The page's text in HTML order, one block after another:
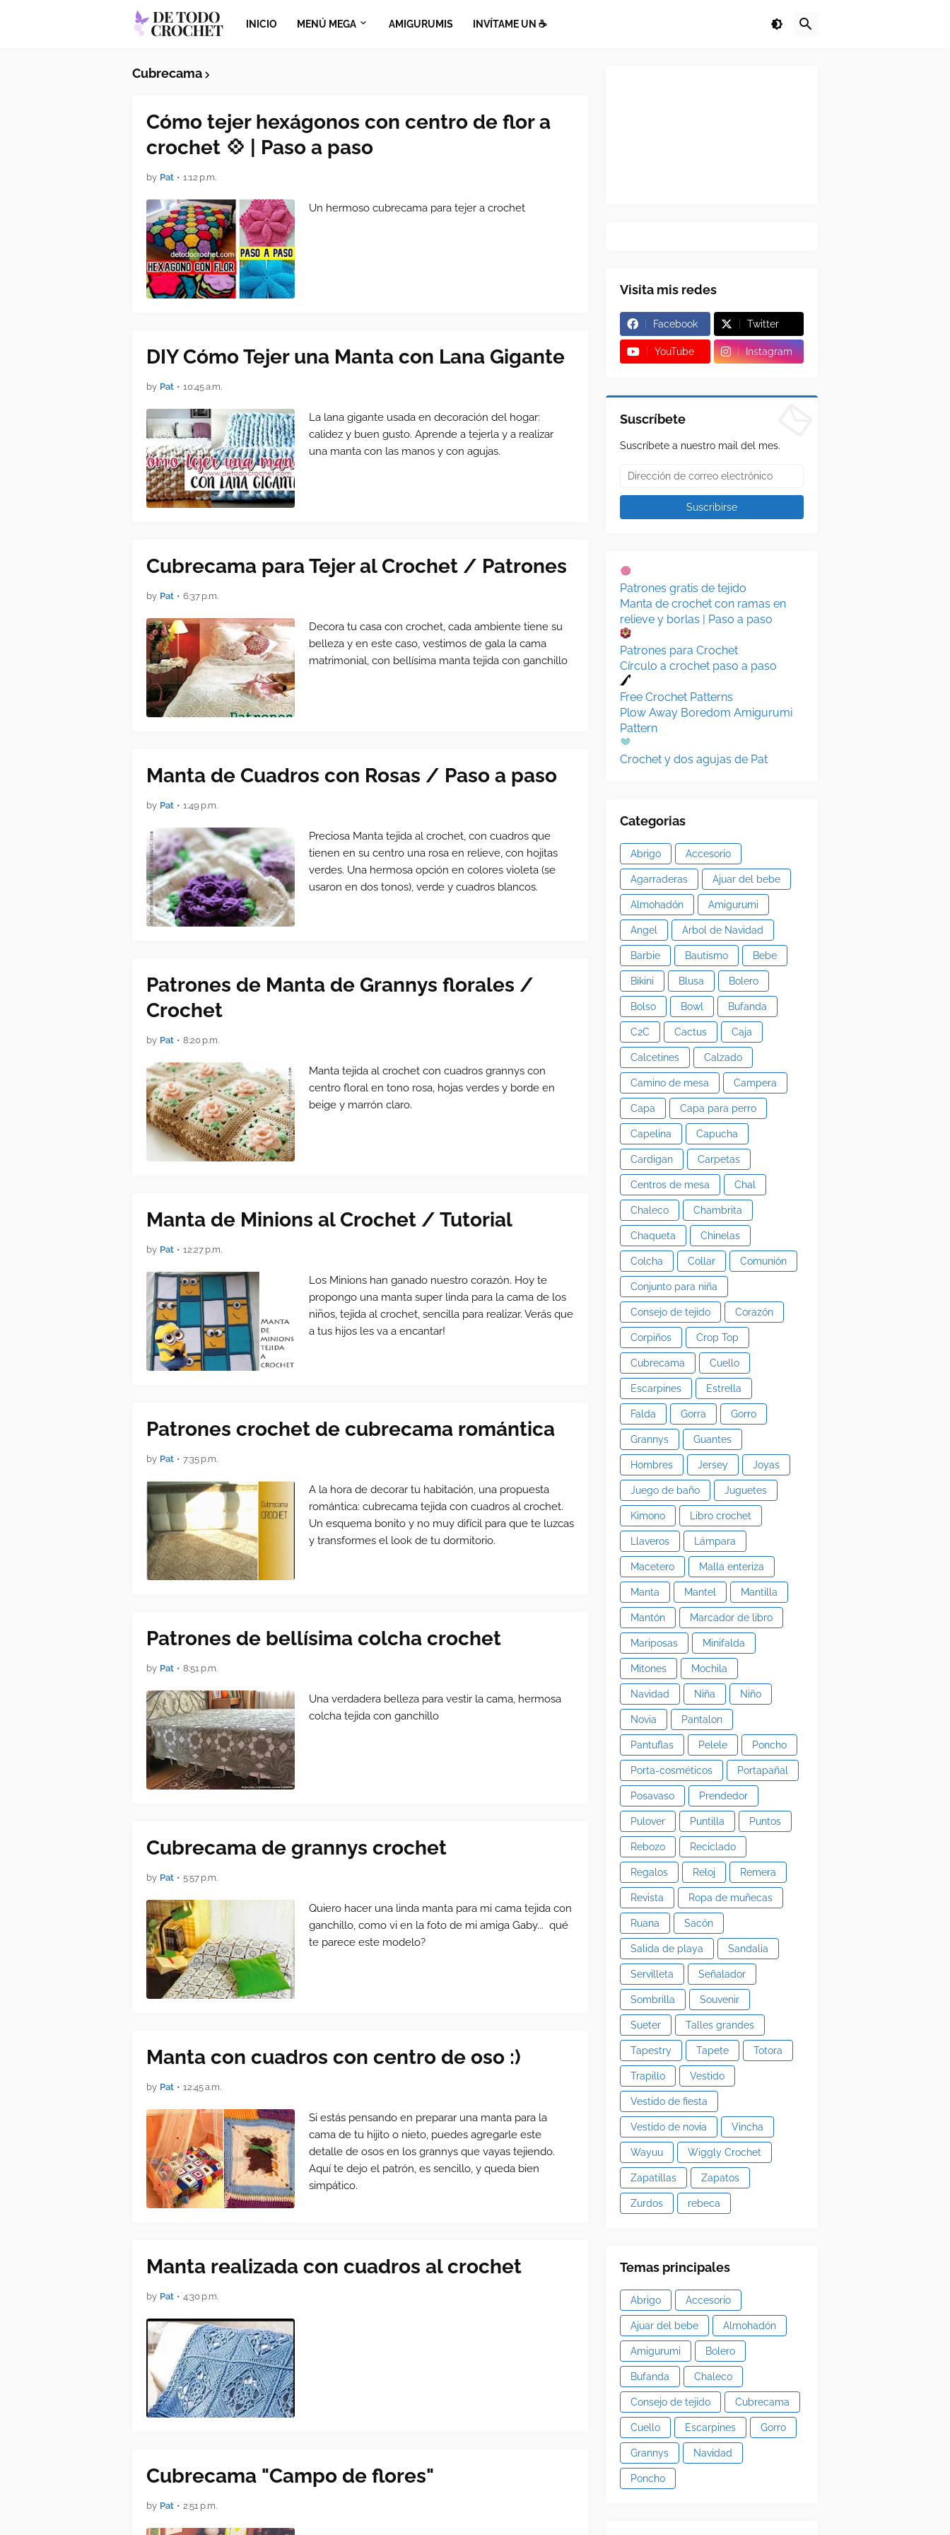
INICIO MENÚ MEGA AMIGURUMIS INVÍTAME UN ☕​
Cubrecama
Cómo tejer hexágonos con centro de flor a
crochet 💠 | Paso a paso
by Pat • 1:12 p.m.
Un hermoso cubrecama para tejer a crochet
DIY Cómo Tejer una Manta con Lana Gigante
by Pat • 10:45 a.m.
La lana gigante usada en decoración del hogar:
calidez y buen gusto. Aprende a tejerla y a realizar
una manta con las manos y con agujas.
Cubrecama para Tejer al Crochet / Patrones
by Pat • 6:37 p.m.
Decora tu casa con crochet, cada ambiente tiene su
belleza y en este caso, vestimos de gala la cama
matrimonial, con bellísima manta tejida con ganchillo
Manta de Cuadros con Rosas / Paso a paso
by Pat • 1:49 p.m.
Preciosa Manta tejida al crochet, con cuadros que
tienen en su centro una rosa en relieve, con hojitas
verdes. Una hermosa opción en colores violeta (se
usaron en dos tonos), verde y cuadros blancos.
Patrones de Manta de Grannys florales /
Crochet
by Pat • 8:20 p.m.
Manta tejida al crochet con cuadros grannys con
centro floral en tono rosa, hojas verdes y borde en
beige y marrón claro.
Manta de Minions al Crochet / Tutorial
by Pat • 12:27 p.m.
Los Minions han ganado nuestro corazón. Hoy te
propongo una manta super linda para la cama de los
niños, tejida al crochet, sencilla para realizar. Verás que
a tus hijos les va a encantar!
Patrones crochet de cubrecama romántica
by Pat • 7:35 p.m.
A la hora de decorar tu habitación, una propuesta
romántica: cubrecama tejida con cuadros al crochet.
Un esquema bonito y no muy difícil para que te luzcas
y transformes el look de tu dormitorio.
Patrones de bellísima colcha crochet
by Pat • 8:51 p.m.
Una verdadera belleza para vestir la cama, hermosa
colcha tejida con ganchillo
Cubrecama de grannys crochet
by Pat • 5:57 p.m.
Quiero hacer una linda manta para mi cama tejida con
ganchillo, como vi en la foto de mi amiga Gaby... qué
te parece este modelo?
Manta con cuadros con centro de oso :)
by Pat • 12:45 a.m.
Si estás pensando en preparar una manta para la
cama de tu hijito o nieto, puedes agregarle este
detalle de osos en los grannys que vayas tejiendo.
Aquí te dejo el patrón, es sencillo, y queda bien
simpático.
Manta realizada con cuadros al crochet
by Pat • 4:30 p.m.
Cubrecama "Campo de flores"
by Pat • 2:51 p.m.
Visita mis redes
Facebook Twitter
YouTube Instagram
Suscríbete
Suscríbete a nuestro mail del mes.
Patrones gratis de tejido
Manta de crochet con ramas en
relieve y borlas | Paso a paso
Patrones para Crochet
Círculo a crochet paso a paso
Free Crochet Patterns
Plow Away Boredom Amigurumi
Pattern
Crochet y dos agujas de Pat
Categorias
Abrigo Accesorio
Agarraderas Ajuar del bebe
Almohadón Amigurumi
Angel Arbol de Navidad
Barbie Bautismo Bebe
Bikini Blusa Bolero
Bolso Bowl Bufanda
C2C Cactus Caja
Calcetines Calzado
Camino de mesa Campera
Capa Capa para perro
Capelina Capucha
Cardigan Carpetas
Centros de mesa Chal
Chaleco Chambrita
Chaqueta Chinelas
Colcha Collar Comunión
Conjunto para niña
Consejo de tejido Corazón
Corpiños Crop Top
Cubrecama Cuello
Escarpines Estrella
Falda Gorra Gorro
Grannys Guantes
Hombres Jersey Joyas
Juego de baño Juguetes
Kimono Libro crochet
Llaveros Lámpara
Macetero Malla enteriza
Manta Mantel Mantilla
Mantón Marcador de libro
Mariposas Minifalda
Mitones Mochila
Navidad Niña Niño
Novia Pantalon
Pantuflas Pelele Poncho
Porta-cosméticos Portapañal
Posavaso Prendedor
Pulover Puntilla Puntos
Rebozo Reciclado
Regalos Reloj Remera
Revista Ropa de muñecas
Ruana Sacón
Salida de playa Sandalia
Servilleta Señalador
Sombrilla Souvenir
Sueter Talles grandes
Tapestry Tapete Totora
Trapillo Vestido
Vestido de fiesta
Vestido de novia Vincha
Wayuu Wiggly Crochet
Zapatillas Zapatos
Zurdos rebeca
Temas principales
Abrigo Accesorio
Ajuar del bebe Almohadón
Amigurumi Bolero
Bufanda Chaleco
Consejo de tejido Cubrecama
Cuello Escarpines Gorro
Grannys Navidad
Poncho